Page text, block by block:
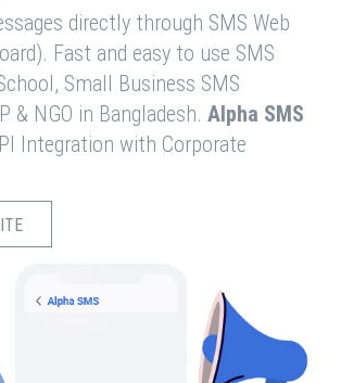
directly through SMS Web
Fast and easy to use SMS
Small Business SMS
& NGO in Bangladesh. Alpha SMS
Integration with Corporate